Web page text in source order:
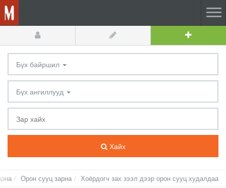
Бүх байршил
Бүх ангиллууд
Хайх
Орон сууц зарна Хоёрдогч зах зээл дээр орон сууц худалдаа